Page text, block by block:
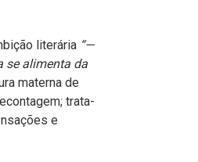
literária “—
se alimenta da
materna de
trata-
e